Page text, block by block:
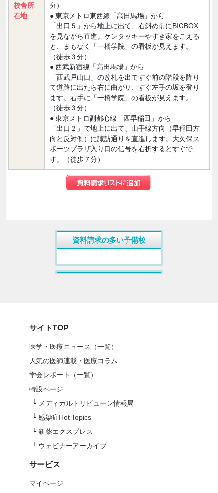
校舎所
在地
分）
● 東京メトロ東西線「高田馬場」から
「出口５」から地上に出て、右斜め前にBIGBOX
を見ながら直進。ケンタッキーやすき家をこえる
と、まもなく「一橋学院」の看板が見えます。
（徒歩３分）
● 西武新宿線「高田馬場」から
「西武戸山口」の改札を出てすぐ前の階段を降り
て道路に出たら右に曲がり、すぐ左手の坂を登り
ます。右手に「一橋学院」の看板が見えます。
（徒歩３分）
● 東京メトロ副都心線「西早稲田」から
「出口２」で地上に出て、山手線方向（早稲田方
向と反対側）に諏訪通りを直進します。大久保ス
ポーツプラザ入り口の信号を右折するとすぐで
す。（徒歩７分）
資料請求の多い予備校
サイトTOP
医学・医療ニュース（一覧）
人気の医師連載・医療コラム
学会レポート（一覧）
特設ページ
└ メディカルトリビューン情報局
└ 感染症Hot Topics
└ 新薬エクスプレス
└ ウェビナーアーカイブ
サービス
マイページ